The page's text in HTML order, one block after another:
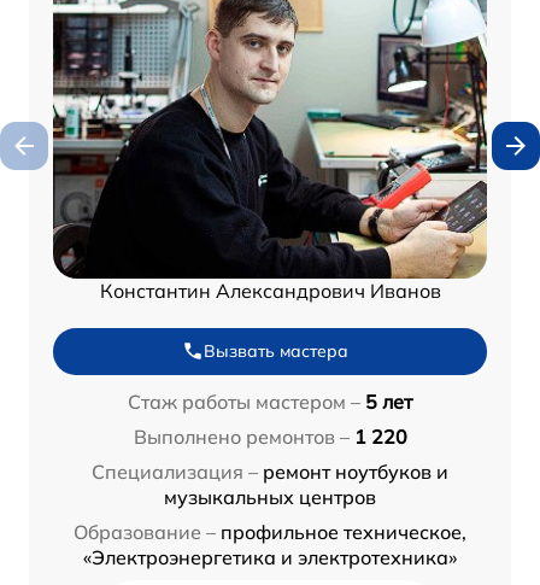
Константин Александрович Иванов
Вызвать мастера
Стаж работы мастером – 5 лет
Выполнено ремонтов – 1 220
Специализация – ремонт ноутбуков и
музыкальных центров
Образование – профильное техническое,
«Электроэнергетика и электротехника»